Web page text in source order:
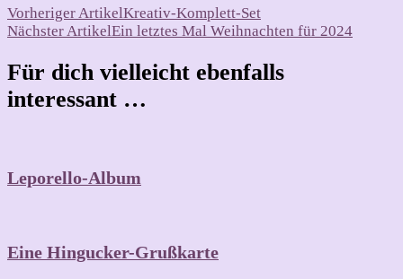
Beitragsnavigation
Vorheriger ArtikelKreativ-Komplett-Set
Nächster ArtikelEin letztes Mal Weihnachten für 2024
Für dich vielleicht ebenfalls
interessant …
Leporello-Album
Eine Hingucker-Grußkarte